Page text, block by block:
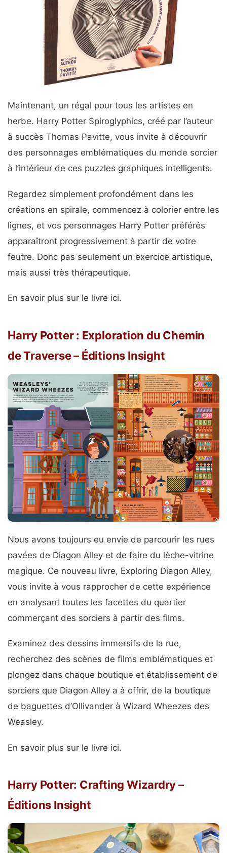
Maintenant, un régal pour tous les artistes en
herbe. Harry Potter Spiroglyphics, créé par l’auteur
à succès Thomas Pavitte, vous invite à découvrir
des personnages emblématiques du monde sorcier
à l’intérieur de ces puzzles graphiques intelligents.
Regardez simplement profondément dans les
créations en spirale, commencez à colorier entre les
lignes, et vos personnages Harry Potter préférés
apparaîtront progressivement à partir de votre
feutre. Donc pas seulement un exercice artistique,
mais aussi très thérapeutique.
En savoir plus sur le livre ici.
Harry Potter : Exploration du Chemin
de Traverse – Éditions Insight
Nous avons toujours eu envie de parcourir les rues
pavées de Diagon Alley et de faire du lèche-vitrine
magique. Ce nouveau livre, Exploring Diagon Alley,
vous invite à vous rapprocher de cette expérience
en analysant toutes les facettes du quartier
commerçant des sorciers à partir des films.
Examinez des dessins immersifs de la rue,
recherchez des scènes de films emblématiques et
plongez dans chaque boutique et établissement de
sorciers que Diagon Alley a à offrir, de la boutique
de baguettes d’Ollivander à Wizard Wheezes des
Weasley.
En savoir plus sur le livre ici.
Harry Potter: Crafting Wizardry –
Éditions Insight